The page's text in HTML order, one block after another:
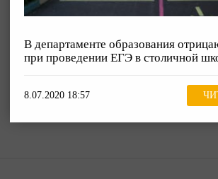
В департаменте образования
при проведении ЕГЭ в столичной
8.07.2020 18:57